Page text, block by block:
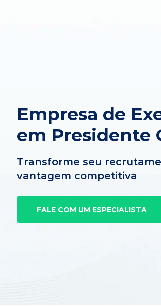
Empresa de
em Presidente
Transforme seu
vantagem competitiva
FALE COM UM ESPECIALISTA